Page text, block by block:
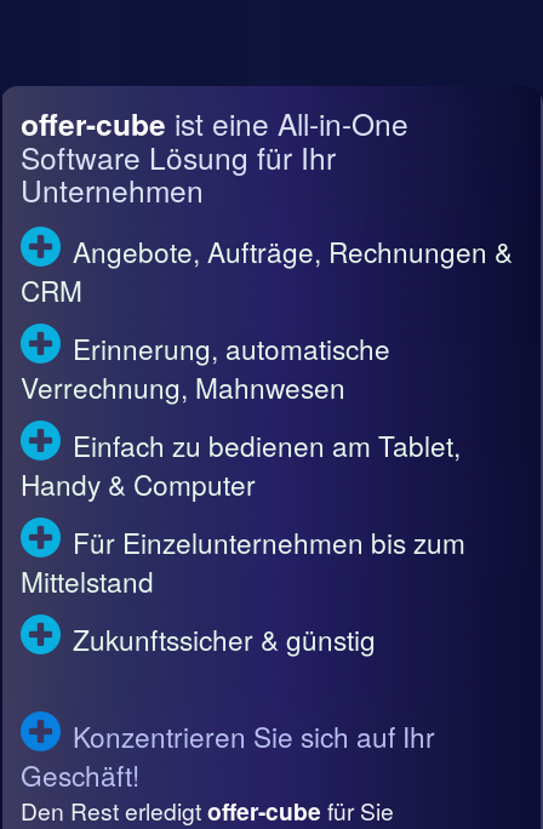
offer-cube ist eine All-in-One
Software Lösung für Ihr
Unternehmen
Angebote, Aufträge, Rechnungen &
CRM
Erinnerung, automatische
Verrechnung, Mahnwesen
Einfach zu bedienen am Tablet,
Handy & Computer
Für Einzelunternehmen bis zum
Mittelstand
Zukunftssicher & günstig
Konzentrieren Sie sich auf Ihr
Geschäft!
Den Rest erledigtoffer-cube für Sie